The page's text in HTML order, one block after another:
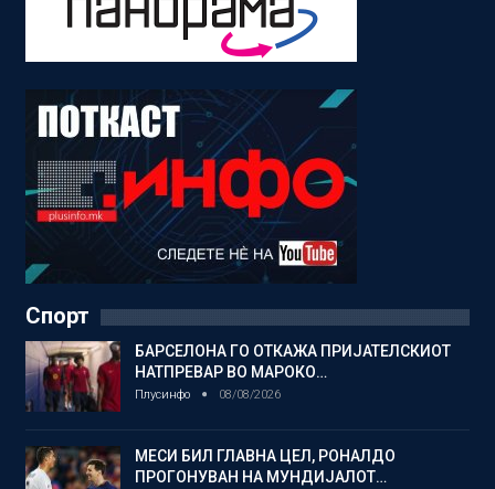
Спорт
БАРСЕЛОНА ГО ОТКАЖА ПРИЈАТЕЛСКИОТ
НАТПРЕВАР ВО МАРОКО…
Плусинфо 08/08/2026
МЕСИ БИЛ ГЛАВНА ЦЕЛ, РОНАЛДО
ПРОГОНУВАН НА МУНДИЈАЛОТ…